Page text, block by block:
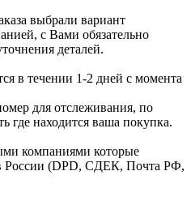
выбрали вариант
с Вами обязательно
деталей.
в течении 1-2 дней с момента
для отслеживания, по
где находится ваша покупка.
компаниями которые
России (DPD, CДЕК, Почта РФ,